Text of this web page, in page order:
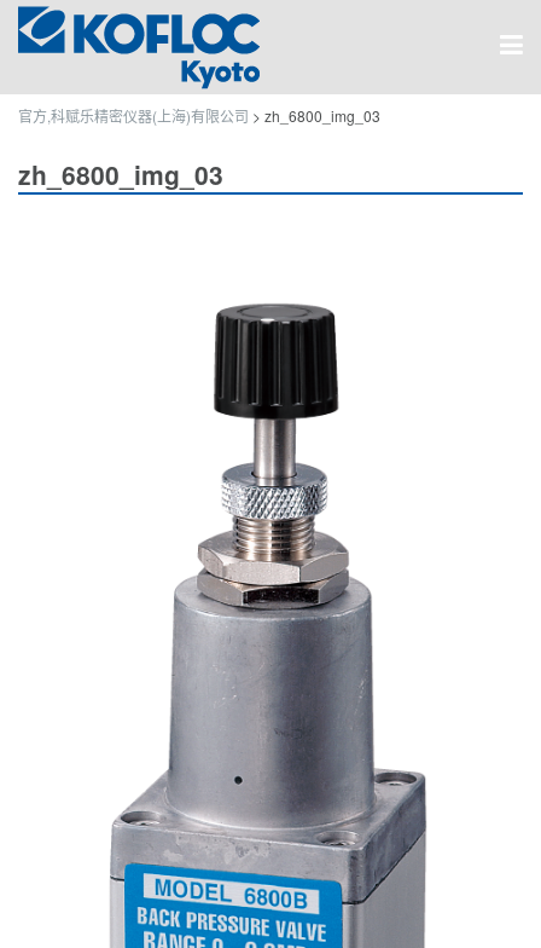
官方,科赋乐精密仪器(上海)有限公司 > zh_6800_img_03
zh_6800_img_03